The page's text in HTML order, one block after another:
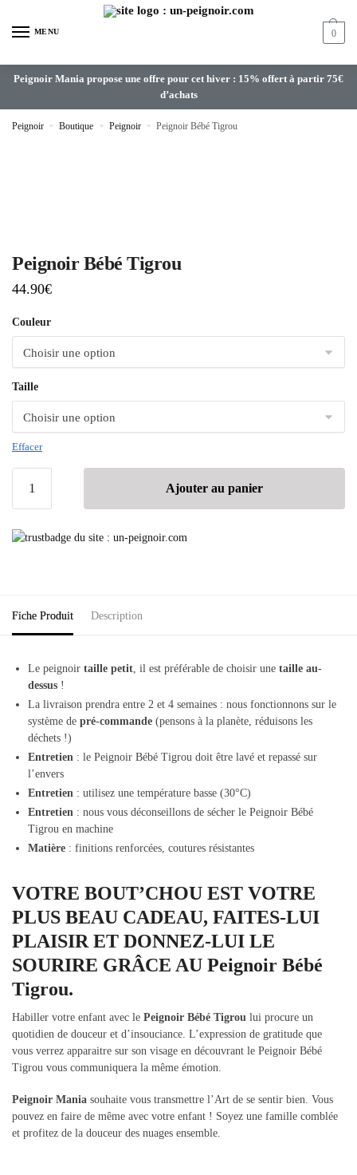
MENU 0
Peignoir Mania propose une offre pour cet hiver : 15% offert à partir 75€
d’achats
Peignoir » Boutique » Peignoir » Peignoir Bébé Tigrou
Peignoir Bébé Tigrou
44.90€
Couleur
Taille
Effacer
Ajouter au panier
Fiche Produit Description
Le peignoir taille petit , il est préférable de choisir une taille au-
dessus !
La livraison prendra entre 2 et 4 semaines : nous fonctionnons sur le
système de pré-commande (pensons à la planète, réduisons les
déchets !)
Entretien : le Peignoir Bébé Tigrou doit être lavé et repassé sur
l’envers
Entretien : utilisez une température basse (30°C)
Entretien : nous vous déconseillons de sécher le Peignoir Bébé
Tigrou en machine
Matière : finitions renforcées, coutures résistantes
VOTRE BOUT’CHOU EST VOTRE
PLUS BEAU CADEAU, FAITES-LUI
PLAISIR ET DONNEZ-LUI LE
SOURIRE GRÂCE AU Peignoir Bébé
Tigrou.
Habiller votre enfant avec le Peignoir Bébé Tigrou lui procure un
quotidien de douceur et d’insouciance. L’expression de gratitude que
vous verrez apparaitre sur son visage en découvrant le Peignoir Bébé
Tigrou vous communiquera la même émotion.
Peignoir Mania souhaite vous transmettre l’Art de se sentir bien. Vous
pouvez en faire de même avec votre enfant ! Soyez une famille comblée
et profitez de la douceur des nuages ensemble.